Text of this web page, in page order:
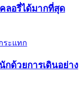
ลอรี่ได้มากที่สุด
ระแทก
กด้วยการเดินอย่าง